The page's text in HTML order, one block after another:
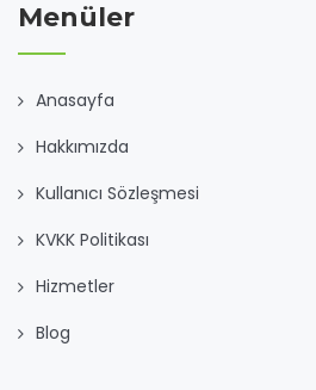
Menüler
Anasayfa
Hakkımızda
Kullanıcı Sözleşmesi
KVKK Politikası
Hizmetler
Blog